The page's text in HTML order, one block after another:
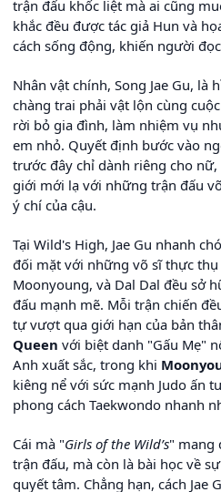
trận đấu khốc liệt mà ai cũng
khắc đều được tác giả Hun và
cách sống động, khiến người
Nhân vật chính, Song Jae Gu, là
chàng trai phải vật lộn cùng
rời bỏ gia đình, làm nhiệm vụ
em nhỏ. Quyết định bước vào
trước đây chỉ dành riêng cho
giới mới lạ với những trận đấu
ý chí của cậu.
Tại Wild's High, Jae Gu nhanh
đối mặt với những võ sĩ thực
Moonyoung, và Dal Dal đều sở
đấu mạnh mẽ. Mỗi trận chiến
tự vượt qua giới hạn của bản
Queen với biệt danh "Gấu Mẹ"
Anh xuất sắc, trong khi
kiêng nể với sức mạnh Judo ấn
phong cách Taekwondo nhanh
Cái mà "Girls of the Wild’s" mang
trận đấu, mà còn là bài học về
quyết tâm. Chẳng hạn, cách